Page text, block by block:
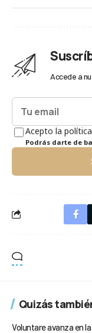
Accede a
Acepto la
Podrás darte de
Quizás
Voluntare avanza en